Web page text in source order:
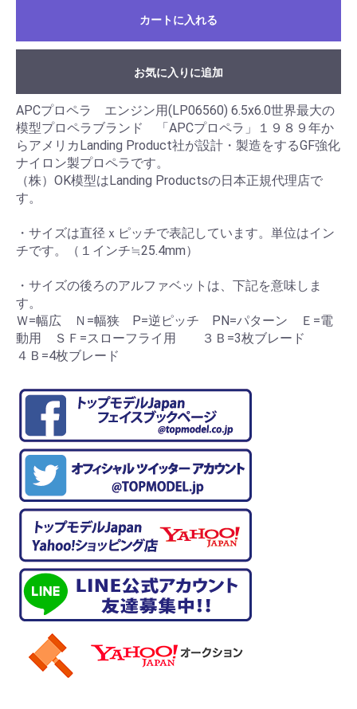
カートに入れる
お気に入りに追加
APCプロペラ エンジン用(LP06560) 6.5x6.0世界最大の
模型プロペラブランド 「APCプロペラ」１９８９年か
らアメリカLanding Product社が設計・製造をするGF強化
ナイロン製プロペラです。
（株）OK模型はLanding Productsの日本正規代理店で
す。
・サイズは直径ｘピッチで表記しています。単位はイン
チです。（１インチ≒25.4mm）
・サイズの後ろのアルファベットは、下記を意味しま
す。
Ｗ=幅広 Ｎ=幅狭 P=逆ピッチ PN=パターン Ｅ=電
動用 ＳＦ=スローフライ用 ３Ｂ=3枚ブレード
４Ｂ=4枚ブレード